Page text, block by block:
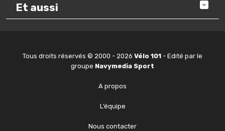
Et aussi
Tous droits réservés © 2000 - 2026 Vélo 101 - Edité par le
groupe Navymedia Sport
A propos
L’équipe
Nous contacter